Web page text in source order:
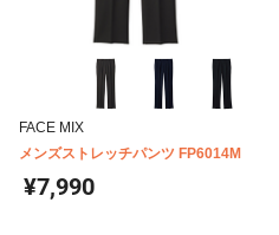
FACE MIX
メンズストレッチパンツ FP6014M
¥7,990